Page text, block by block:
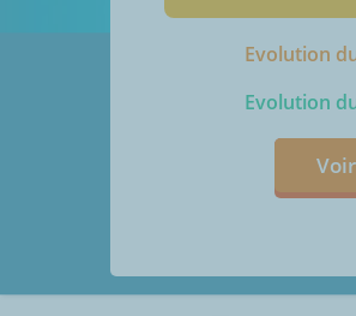
Evolution
Evolution